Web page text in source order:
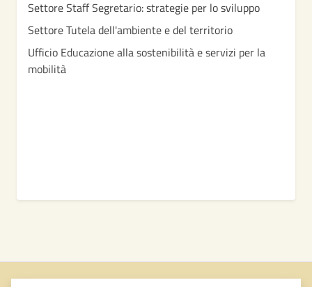
Settore Staff Segretario: strategie per lo sviluppo
Settore Tutela dell'ambiente e del territorio
Ufficio Educazione alla sostenibilità e servizi per la
mobilità